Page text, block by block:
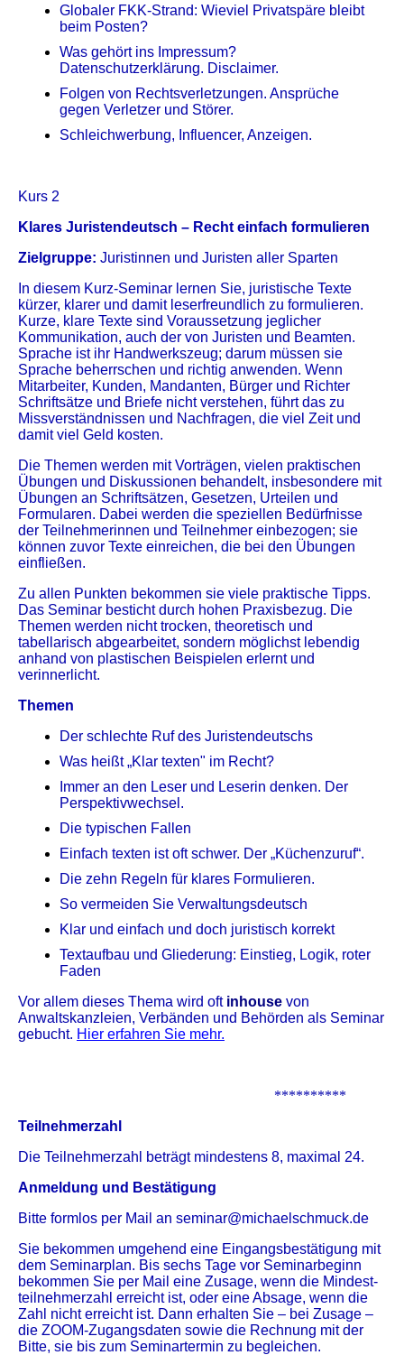
Globaler FKK-Strand: Wieviel Privatspäre bleibt
beim Posten?
Was gehört ins Impressum?
Datenschutzerklärung. Disclaimer.
Folgen von Rechtsverletzungen. Ansprüche
gegen Verletzer und Störer.
Schleichwerbung, Influencer, Anzeigen.
Kurs 2
Klares Juristendeutsch – Recht einfach formulieren
Zielgruppe: Juristinnen und Juristen aller Sparten
In diesem Kurz-Seminar lernen Sie, juristische Texte
kürzer, klarer und damit leser­freundlich zu formulieren.
Kurze, klare Texte sind Voraussetzung jeglicher
Kommunikation, auch der von Juristen und Beamten.
Sprache ist ihr Hand­werks­zeug; darum müssen sie
Sprache beherr­schen und richtig anwenden. Wenn
Mitarbeiter, Kunden, Mandanten, Bürger und Richter
Schriftsätze und Briefe nicht verstehen, führt das zu
Missverständnissen und Nach­fragen, die viel Zeit und
damit viel Geld kosten.
Die Themen werden mit Vorträgen, vielen praktischen
Übungen und Diskussionen be­handelt, insbesondere mit
Übungen an Schriftsätzen, Gesetzen, Urteilen und
Formularen. Dabei werden die speziellen Bedürfnisse
der Teilnehmerinnen und Teilnehmer einbezogen; sie
können zuvor Texte einreichen, die bei den Übungen
einfließen.
Zu allen Punkten bekommen sie viele praktische Tipps.
Das Seminar besticht durch hohen Praxisbezug. Die
Themen werden nicht trocken, theoretisch und
tabellarisch abgearbeitet, sondern möglichst lebendig
anhand von plastischen Beispielen erlernt und
verinnerlicht.
Themen
Der schlechte Ruf des Juristendeutschs
Was heißt „Klar texten" im Recht?
Immer an den Leser und Leserin denken. Der
Perspektivwechsel.
Die typischen Fallen
Einfach texten ist oft schwer. Der „Küchenzuruf“.
Die zehn Regeln für klares Formulieren.
So vermeiden Sie Verwaltungsdeutsch
Klar und einfach und doch juristisch korrekt
Textaufbau und Gliederung: Einstieg, Logik, roter
Faden
Vor allem dieses Thema wird oft inhouse von
Anwaltskanzleien, Verbänden und Behörden als Seminar
gebucht. Hier erfahren Sie mehr.
**********
Teilnehmerzahl
Die Teilnehmerzahl beträgt mindestens 8, maximal 24.
Anmeldung und Bestätigung
Bitte formlos per Mail an seminar@michaelschmuck.de
Sie bekommen umgehend eine Eingangs­bestätigung mit
dem Seminarplan. Bis sechs Tage vor Seminarbeginn
bekommen Sie per Mail eine Zusage, wenn die Mindest­
teil­nehmerzahl erreicht ist, oder eine Absage, wenn die
Zahl nicht erreicht ist. Dann erhalten Sie – bei Zusage –
die ZOOM-Zugangsdaten sowie die Rechnung mit der
Bitte, sie bis zum Seminartermin zu begleichen.